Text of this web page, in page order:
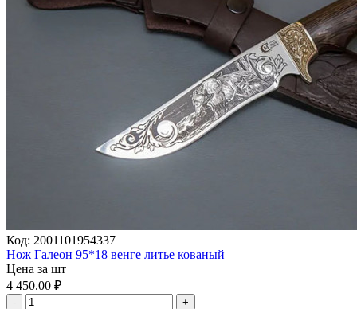
Код: 2001101954337
Нож Галеон 95*18 венге литье кованый
Цена за шт
4 450.00 ₽
-
+